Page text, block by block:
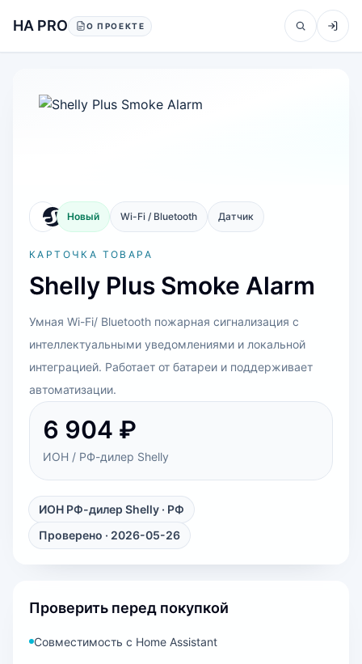
HA PRO О ПРОЕКТЕ
Новый Wi-Fi / Bluetooth Датчик
КАРТОЧКА ТОВАРА
Shelly Plus Smoke Alarm
Умная Wi-Fi/ Bluetooth пожарная сигнализация с
интеллектуальными уведомлениями и локальной
интеграцией. Работает от батареи и поддерживает
автоматизации.
6 904 ₽
ИОН / РФ-дилер Shelly
ИОН РФ-дилер Shelly · РФ
Проверено · 2026-05-26
Проверить перед покупкой
Совместимость с Home Assistant